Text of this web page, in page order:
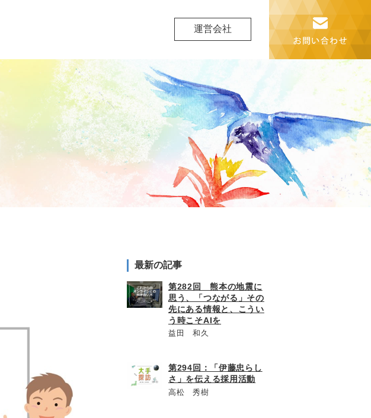
運営会社
最新の記事
第282回 熊本の地震に
思う、「つながる」その
先にある情報と、こうい
う時こそAIを
益田 和久
第294回：「伊藤忠らし
さ」を伝える採用活動
高松 秀樹